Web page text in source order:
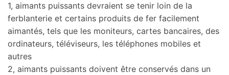
1, aimants puissants devraient se tenir loin de la
ferblanterie et certains produits de fer facilement
aimantés, tels que les moniteurs, cartes bancaires, des
ordinateurs, téléviseurs, les téléphones mobiles et
autres
2, aimants puissants doivent être conservés dans un